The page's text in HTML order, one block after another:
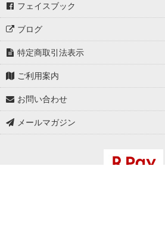
フェイスブック
ブログ
特定商取引法表示
ご利用案内
お問い合わせ
メールマガジン